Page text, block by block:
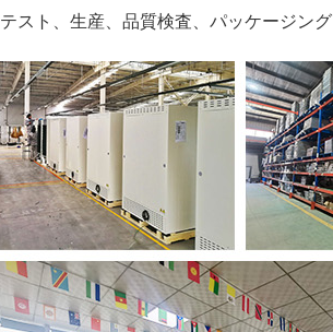
スト、生産、品質検査、パッケージング